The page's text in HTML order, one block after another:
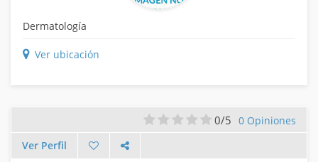
Dermatología
Ver ubicación
0/5 0 Opiniones
Ver Perfil